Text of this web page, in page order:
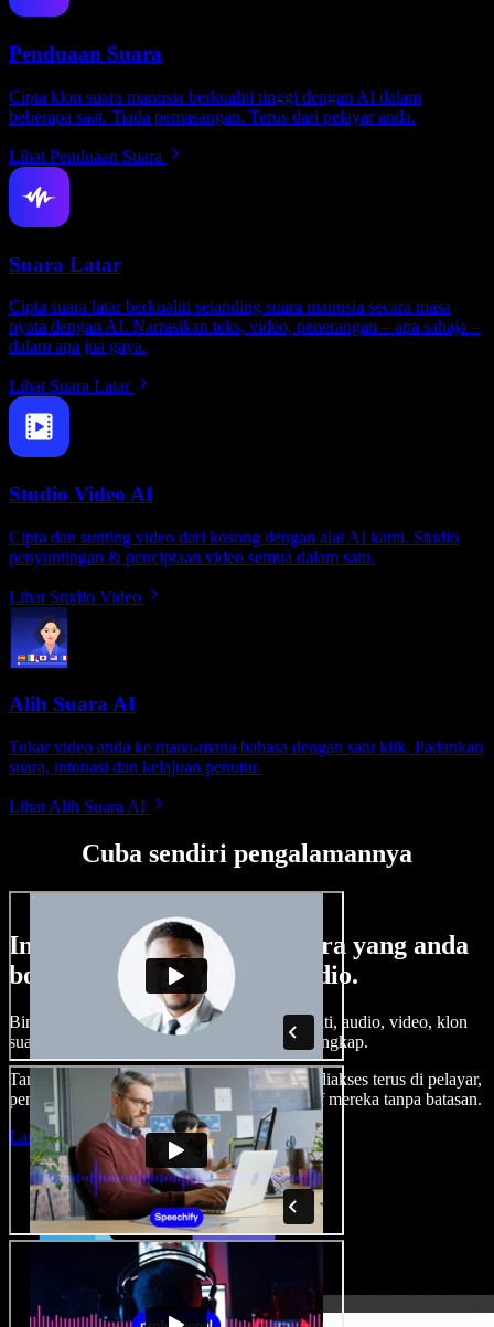
Penduaan Suara
Cipta klon suara manusia berkualiti tinggi dengan AI dalam
beberapa saat. Tiada pemasangan. Terus dari pelayar anda.
Lihat Penduaan Suara
Suara Latar
Cipta suara latar berkualiti setanding suara manusia secara masa
nyata dengan AI. Narrasikan teks, video, penerangan – apa sahaja –
dalam apa jua gaya.
Lihat Suara Latar
Studio Video AI
Cipta dan sunting video dari kosong dengan alat AI kami. Studio
penyuntingan & penciptaan video semua dalam satu.
Lihat Studio Video
Alih Suara AI
Tukar video anda ke mana-mana bahasa dengan satu klik. Padankan
suara, intonasi dan kelajuan penutur.
Lihat Alih Suara AI
Cuba sendiri pengalamannya
Ini hanya sebahagian perkara yang anda
boleh buat di Speechify Studio.
Bina suara latar, tambah imej stok tanpa royalti, audio, video, klon
suara anda, untuk projek audio video yang lengkap.
Tanpa keluk pembelajaran dan semua boleh diakses terus di pelayar,
pencipta boleh realisasikan segala idea kreatif mereka tanpa batasan.
Lancarkan Studio